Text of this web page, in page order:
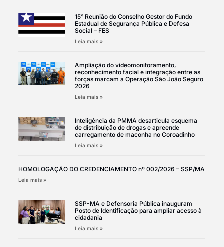
15° Reunião do Conselho Gestor do Fundo
Estadual de Segurança Pública e Defesa
Social – FES
Leia mais »
Ampliação do videomonitoramento,
reconhecimento facial e integração entre as
forças marcam a Operação São João Seguro
2026
Leia mais »
Inteligência da PMMA desarticula esquema
de distribuição de drogas e apreende
carregamento de maconha no Coroadinho
Leia mais »
HOMOLOGAÇÃO DO CREDENCIAMENTO nº 002/2026 – SSP/MA
Leia mais »
SSP-MA e Defensoria Pública inauguram
Posto de Identificação para ampliar acesso à
cidadania
Leia mais »